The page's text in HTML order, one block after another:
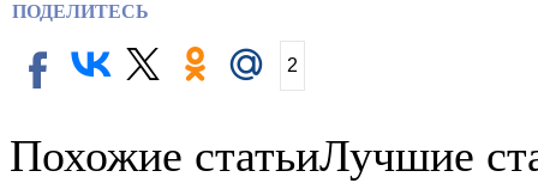
ПОДЕЛИТЕСЬ
2
Похожие статьиЛучшие